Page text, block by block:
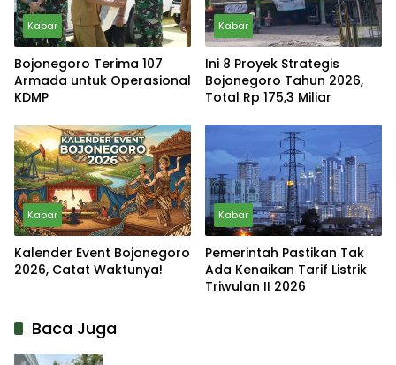
Kabar
Bojonegoro Terima 107
Armada untuk Operasional
KDMP
Kabar
Ini 8 Proyek Strategis
Bojonegoro Tahun 2026,
Total Rp 175,3 Miliar
Kabar
Kalender Event Bojonegoro
2026, Catat Waktunya!
Kabar
Pemerintah Pastikan Tak
Ada Kenaikan Tarif Listrik
Triwulan II 2026
Baca Juga